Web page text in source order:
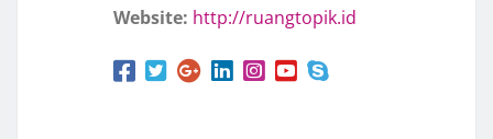
Website: http://ruangtopik.id